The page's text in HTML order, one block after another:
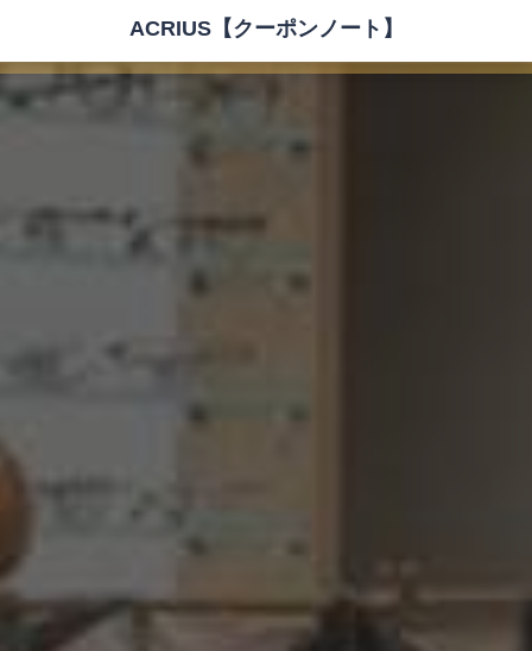
ACRIUS【クーポンノート】